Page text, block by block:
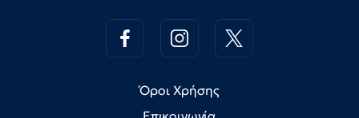
Όροι Χρήσης